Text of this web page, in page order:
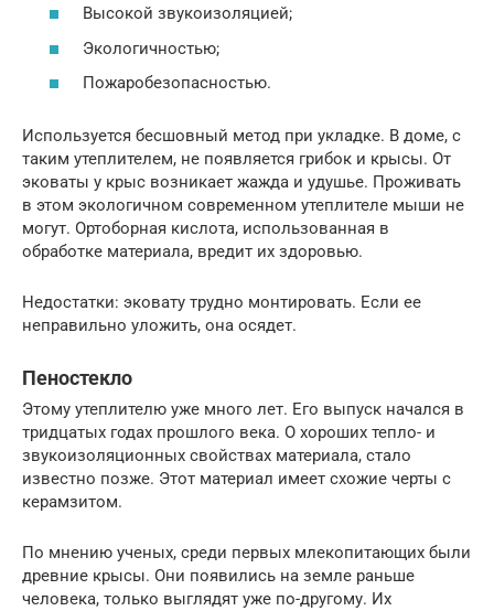
Высокой звукоизоляцией;
Экологичностью;
Пожаробезопасностью.
Используется бесшовный метод при укладке. В доме, с
таким утеплителем, не появляется грибок и крысы. От
эковаты у крыс возникает жажда и удушье. Проживать
в этом экологичном современном утеплителе мыши не
могут. Ортоборная кислота, использованная в
обработке материала, вредит их здоровью.
Недостатки: эковату трудно монтировать. Если ее
неправильно уложить, она осядет.
Пеностекло
Этому утеплителю уже много лет. Его выпуск начался в
тридцатых годах прошлого века. О хороших тепло- и
звукоизоляционных свойствах материала, стало
известно позже. Этот материал имеет схожие черты с
керамзитом.
По мнению ученых, среди первых млекопитающих были
древние крысы. Они появились на земле раньше
человека, только выглядят уже по-другому. Их